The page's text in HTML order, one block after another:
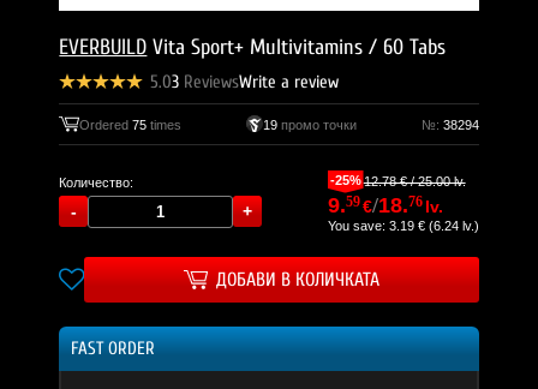
EVERBUILD Vita Sport+ Multivitamins / 60 Tabs
5.03 ReviewsWrite a review
Ordered75 times 19промо точки №: 38294
Количество: -25%12.78 € / 25.00 lv.
9.59€/18.76 lv.
You save: 3.19 € (6.24 lv.)
ДОБАВИ В КОЛИЧКАТА
FAST ORDER